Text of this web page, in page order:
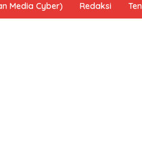
Media Cyber) Redaksi